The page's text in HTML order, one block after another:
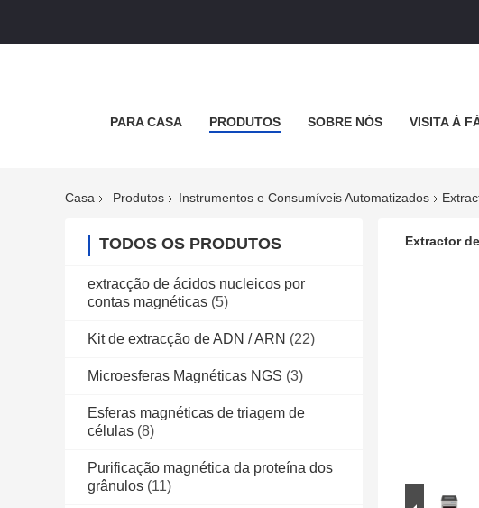
PARA CASA PRODUTOS SOBRE NÓS VISITA À
Casa Produtos Instrumentos e Consumíveis Automatizados
TODOS OS PRODUTOS
extracção de ácidos nucleicos por
contas magnéticas (5)
Kit de extracção de ADN / ARN (22)
Microesferas Magnéticas NGS (3)
Esferas magnéticas de triagem de
células (8)
Purificação magnética da proteína dos
grânulos (11)
Extractor